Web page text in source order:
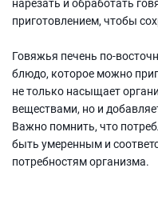
приготовлением, чтобы
Говяжья печень по-
блюдо, которое можно
не только насыщает
веществами, но и
Важно помнить, что
быть умеренным и
потребностям организма.